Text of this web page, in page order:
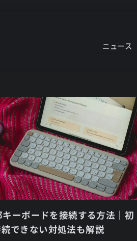
ニュース
ーボードを接続する方法｜初
できない対処法も解説